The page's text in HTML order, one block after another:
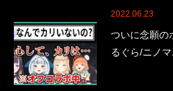
2022.06.23
ついに念願の
るぐら/ニノマ